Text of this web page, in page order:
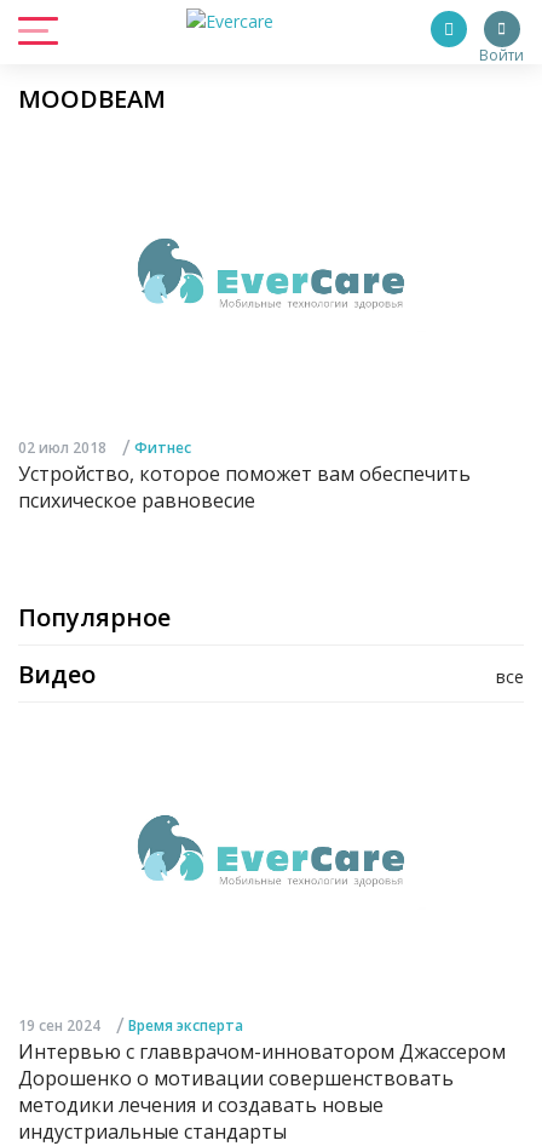
Войти
MOODBEAM
02 июл 2018 / Фитнес
Устройство, которое поможет вам обеспечить
психическое равновесие
Популярное
все
Видео
19 сен 2024 / Время эксперта
Интервью с главврачом-инноватором Джассером
Дорошенко о мотивации совершенствовать
методики лечения и создавать новые
индустриальные стандарты